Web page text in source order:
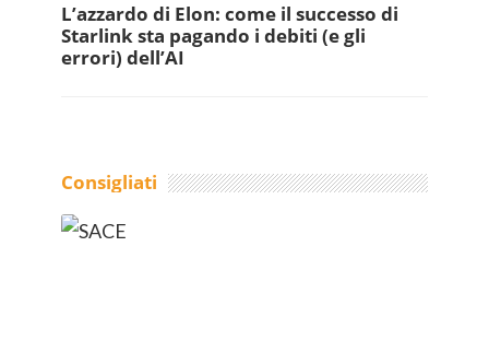
L’azzardo di Elon: come il successo di
Starlink sta pagando i debiti (e gli
errori) dell’AI
Consigliati